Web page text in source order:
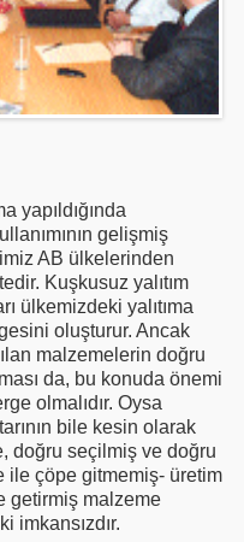
yapıldığında
gelişmiş
AB ülkelerinden
Kuşkusuz yalıtım
ülkemizdeki yalıtıma
oluşturur. Ancak
malzemelerin doğru
da, bu konuda önemi
olmalıdır. Oysa
bile kesin olarak
doğru seçilmiş ve doğru
ile çöpe gitmemiş- üretim
getirmiş malzeme
imkansızdır.